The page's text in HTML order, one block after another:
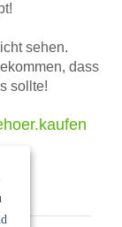
sehen.
dass
sollte!